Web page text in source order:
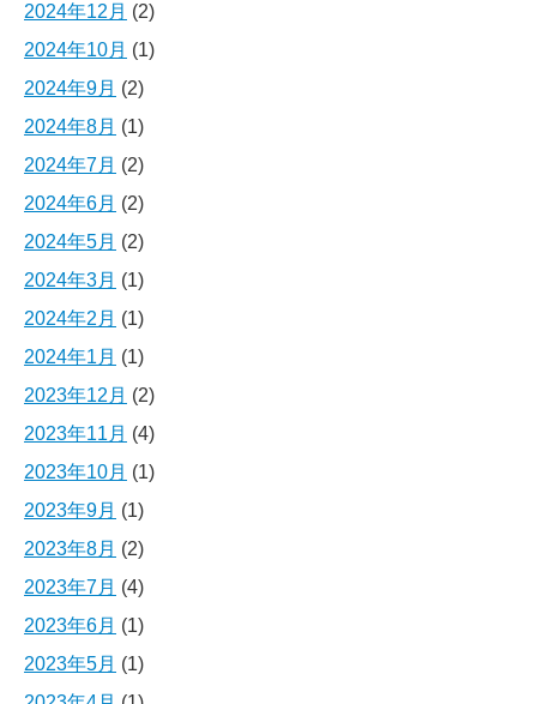
2024年12月 (2)
2024年10月 (1)
2024年9月 (2)
2024年8月 (1)
2024年7月 (2)
2024年6月 (2)
2024年5月 (2)
2024年3月 (1)
2024年2月 (1)
2024年1月 (1)
2023年12月 (2)
2023年11月 (4)
2023年10月 (1)
2023年9月 (1)
2023年8月 (2)
2023年7月 (4)
2023年6月 (1)
2023年5月 (1)